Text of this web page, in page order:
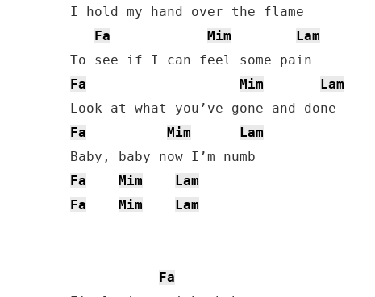
I hold my hand over the flame
Fa
Mim
Lam
Fa
Mim
Lam
Fa
Mim
Lam
Fa
Mim
Lam
Fa
Mim Lam
Fa